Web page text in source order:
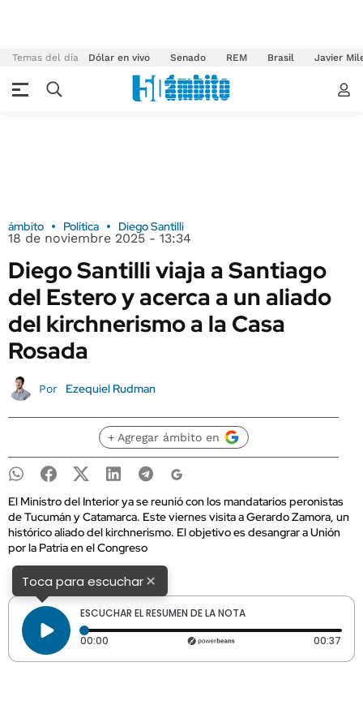
Temas del día Dólar en vivo Senado REM Brasil Javier
ámbito Política Diego Santilli
18 de noviembre 2025 - 13:34
Diego Santilli viaja a Santiago
del Estero y acerca a un aliado
del kirchnerismo a la Casa
Rosada
Por Ezequiel Rudman
+ Agregar ámbito en
El Ministro del Interior ya se reunió con los mandatarios peronistas
de Tucumán y Catamarca. Este viernes visita a Gerardo Zamora, un
histórico aliado del kirchnerismo. El objetivo es desangrar a Unión
por la Patria en el Congreso
Toca para escuchar×
ESCUCHAR EL RESUMEN DE LA NOTA
00:00 Tiempo transcurrido: 0 segundos 00:37